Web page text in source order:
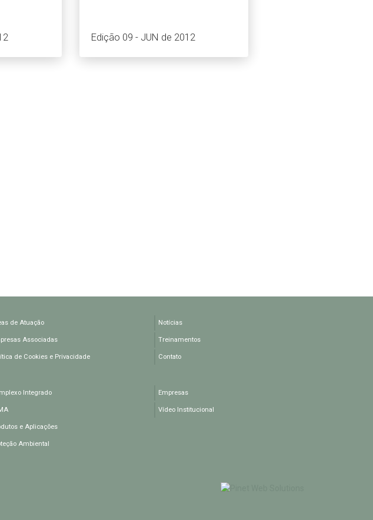
Edição 09 - JUN de 2012
de Atuação
Associadas
de Cookies e Privacidade
Notícias
Treinamentos
Contato
Integrado
e Aplicações
Ambiental
Empresas
Vídeo Institucional